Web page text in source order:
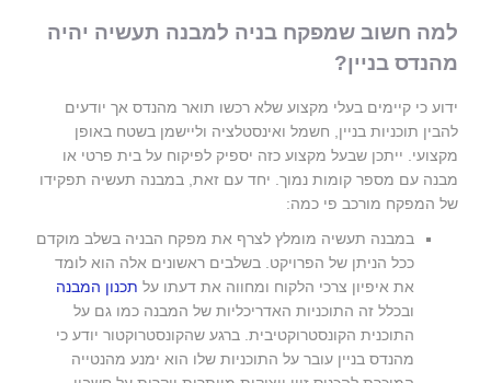
למה חשוב שמפקח בניה למבנה תעשיה יהיה
מהנדס בניין?
ידוע כי קיימים בעלי מקצוע שלא רכשו תואר מהנדס אך יודעים
להבין תוכניות בניין, חשמל ואינסטלציה וליישמן בשטח באופן
מקצועי. ייתכן שבעל מקצוע כזה יספיק לפיקוח על בית פרטי או
מבנה עם מספר קומות נמוך. יחד עם זאת, במבנה תעשיה תפקידו
של המפקח מורכב פי כמה:
במבנה תעשיה מומלץ לצרף את מפקח הבניה בשלב מוקדם
ככל הניתן של הפרויקט. בשלבים ראשונים אלה הוא לומד
את איפיון צרכי הלקוח ומחווה את דעתו על תכנון המבנה
ובכלל זה התוכניות האדריכליות של המבנה כמו גם על
התוכנית הקונסטרוקטיבית. ברגע שהקונסטרוקטור יודע כי
מהנדס בניין עובר על התוכניות שלו הוא ימנע מהנטייה